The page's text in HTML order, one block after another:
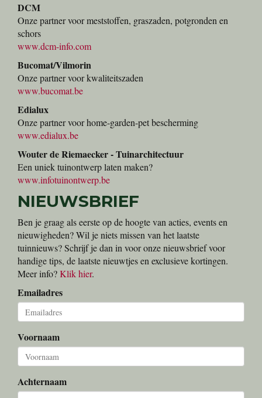
DCM
Onze partner voor meststoffen, graszaden, potgronden en
schors
www.dcm-info.com
Bucomat/Vilmorin
Onze partner voor kwaliteitszaden
www.bucomat.be
Edialux
Onze partner voor home-garden-pet bescherming
www.edialux.be
Wouter de Riemaecker - Tuinarchitectuur
Een uniek tuinontwerp laten maken?
www.infotuinontwerp.be
NIEUWSBRIEF
Ben je graag als eerste op de hoogte van acties, events en
nieuwigheden? Wil je niets missen van het laatste
tuinnieuws? Schrijf je dan in voor onze nieuwsbrief voor
handige tips, de laatste nieuwtjes en exclusieve kortingen.
Meer info?Klik hier.
Emailadres
Voornaam
Achternaam